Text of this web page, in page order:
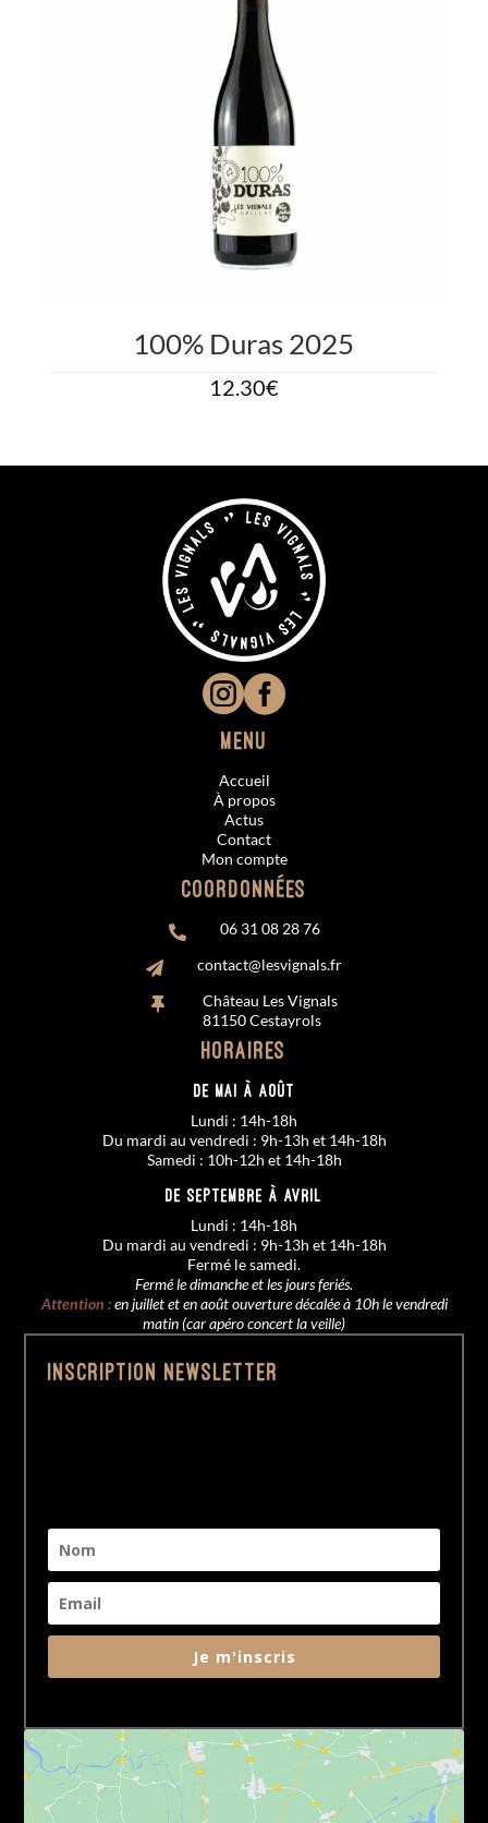
100% Duras 2025
12.30€

Menu
Accueil
À propos
Actus
Contact
Mon compte
Coordonnées
 06 31 08 28 76
 contact@lesvignals.fr

Château Les Vignals
81150 Cestayrols
Horaires
De MAI à AOÛT
Lundi : 14h-18h
Du mardi au vendredi : 9h-13h et 14h-18h
Samedi : 10h-12h et 14h-18h
De SEPTEMBRE à AVRIL
Lundi : 14h-18h
Du mardi au vendredi : 9h-13h et 14h-18h
Fermé le samedi.
Fermé le dimanche et les jours feriés.
Attention :en juillet et en août ouverture décalée à 10h le vendredi
matin (car apéro concert la veille)
Inscription Newsletter
Je m'inscris